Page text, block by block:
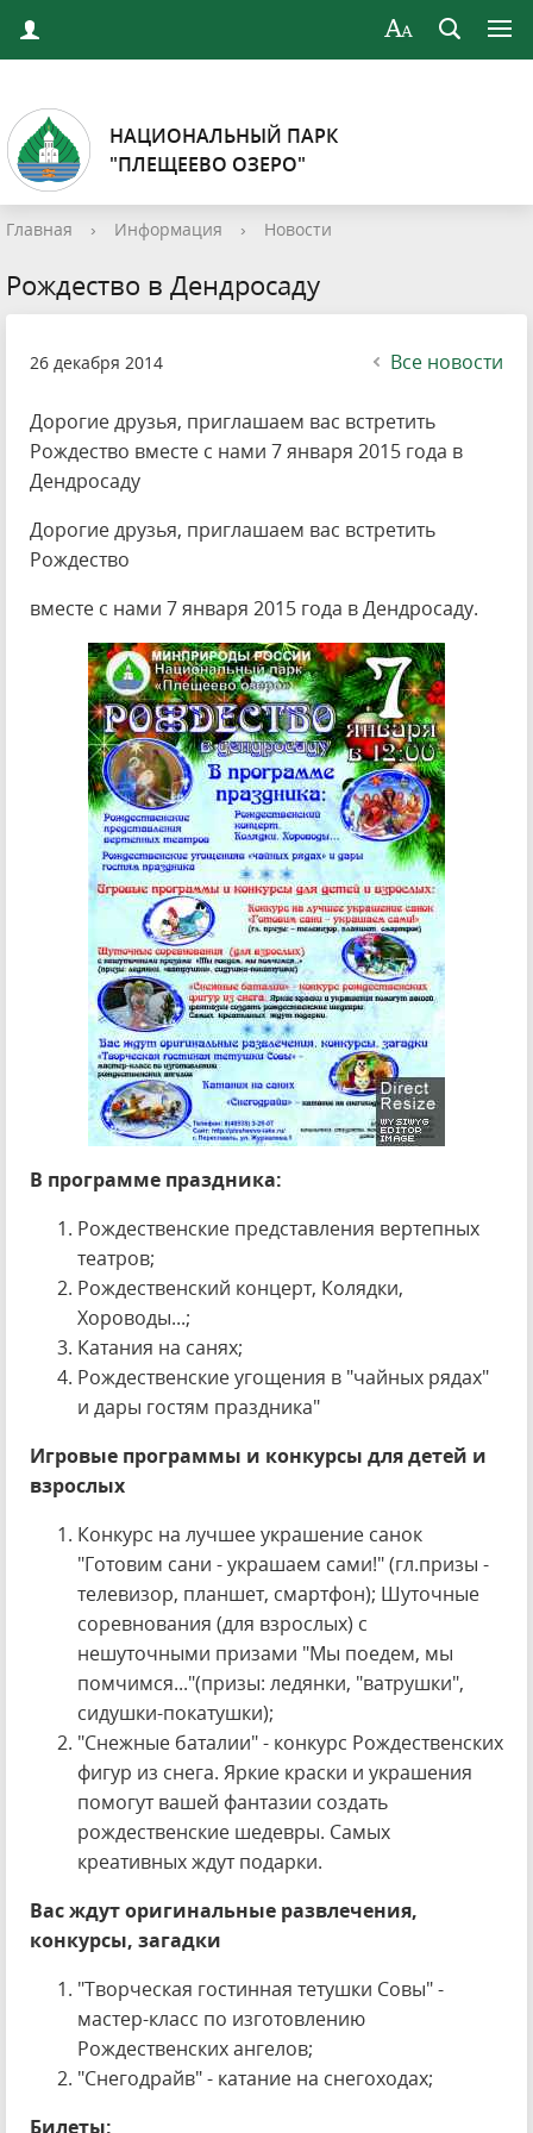
НАЦИОНАЛЬНЫЙ ПАРК
"ПЛЕЩЕЕВО ОЗЕРО"
Главная › Информация › Новости
Рождество в Дендросаду
26 декабря 2014 Все новости
Дорогие друзья, приглашаем вас встретить
Рождество вместе с нами 7 января 2015 года в
Дендросаду
Дорогие друзья, приглашаем вас встретить
Рождество
вместе с нами 7 января 2015 года в Дендросаду.
В программе праздника:
Рождественские представления вертепных
театров;
Рождественский концерт, Колядки,
Хороводы...;
Катания на санях;
Рождественские угощения в "чайных рядах"
и дары гостям праздника"
Игровые программы и конкурсы для детей и
взрослых
Конкурс на лучшее украшение санок
"Готовим сани - украшаем сами!" (гл.призы -
телевизор, планшет, смартфон); Шуточные
соревнования (для взрослых) с
нешуточными призами "Мы поедем, мы
помчимся..."(призы: ледянки, "ватрушки",
сидушки-покатушки);
"Снежные баталии" - конкурс Рождественских
фигур из снега. Яркие краски и украшения
помогут вашей фантазии создать
рождественские шедевры. Самых
креативных ждут подарки.
Вас ждут оригинальные развлечения,
конкурсы, загадки
"Творческая гостинная тетушки Совы" -
мастер-класс по изготовлению
Рождественских ангелов;
"Снегодрайв" - катание на снегоходах;
Билеты: